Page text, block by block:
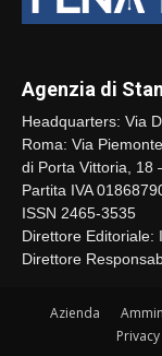
Agenzia di
Headquarters: Via
Roma: Via
di Porta Vittoria, 18
Partita IVA
ISSN 2465-3535
Direttore Editoriale:
Direttore
Azienda